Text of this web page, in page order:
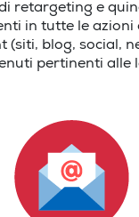
retargeting e
in tutte le azioni
(siti, blog, social,
pertinenti alle